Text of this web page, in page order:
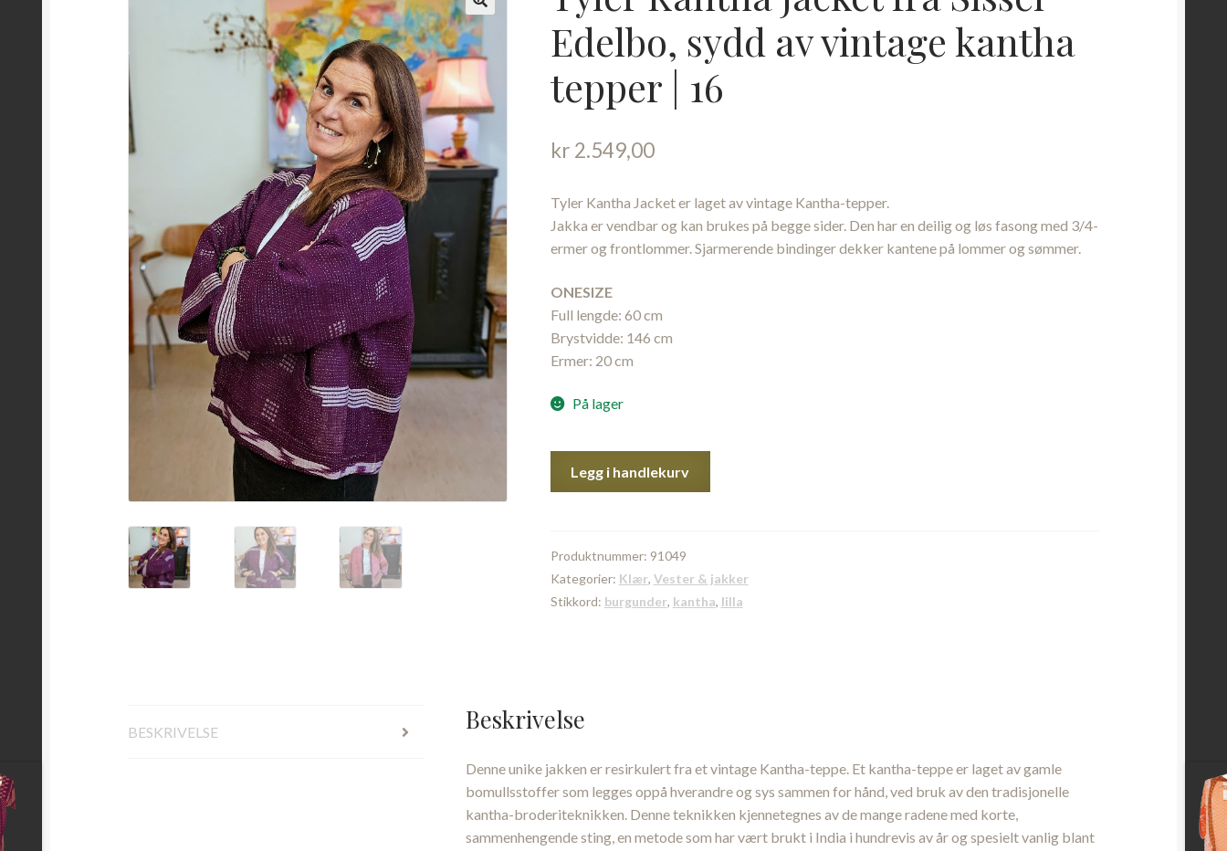
Edelbo, sydd av vintage kantha
tepper | 16
kr 2.549,00
Tyler Kantha Jacket er laget av vintage Kantha-tepper.
Jakka er vendbar og kan brukes på begge sider. Den har en deilig og løs fasong med 3/4-
ermer og frontlommer. Sjarmerende bindinger dekker kantene på lommer og sømmer.
ONESIZE
Full lengde: 60 cm
Brystvidde: 146 cm
Ermer: 20 cm
På lager
Kantha
Sissel
Edelbo,
sydd
|
Legg i handlekurv
Produktnummer: 91049
Kategorier: Klær, Vester & jakker
Stikkord: burgunder, kantha, lilla
BESKRIVELSE Beskrivelse
Denne unike jakken er resirkulert fra et vintage Kantha-teppe. Et kantha-teppe er laget av gamle
bomullsstoffer som legges oppå hverandre og sys sammen for hånd, ved bruk av den tradisjonelle
kantha-broderiteknikken. Denne teknikken kjennetegnes av de mange radene med korte,
sammenhengende sting, en metode som har vært brukt i India i hundrevis av år og spesielt vanlig blant